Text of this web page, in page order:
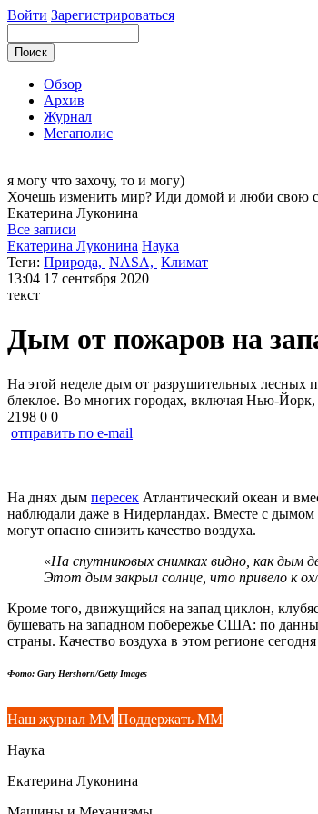
Войти Зарегистрироваться
Обзор
Архив
Журнал
Мегаполис
я могу что захочу, то и могу)
Хочешь изменить мир? Иди домой и люби свою
Екатерина Луконина
Все записи
Екатерина Луконина Наука
Теги: Природа, NASA, Климат
13:04 17 сентября 2020
текст
Дым от пожаров на
На этой неделе дым от разрушительных лесных
блеклое. Во многих городах, включая Нью-
2198 0 0
отправить по e-mail
На днях дым пересек Атлантический океан и
наблюдали даже в Нидерландах. Вместе с
могут опасно снизить качество воздуха.
«На спутниковых снимках видно, как дым
Этот дым закрыл солнце, что привело к
Кроме того, движущийся на запад циклон,
бушевать на западном побережье США: по
страны. Качество воздуха в этом регионе
Фото: Gary Hershorn/Getty Images
Наш журнал ММ Поддержать ММ
Наука
Екатерина Луконина